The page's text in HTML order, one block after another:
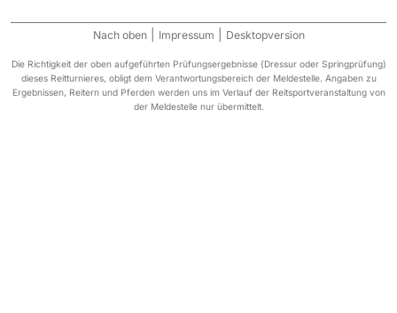
Nach oben Impressum Desktopversion
Die Richtigkeit der oben aufgeführten Prüfungsergebnisse (Dressur oder Springprüfung)
dieses Reitturnieres, obligt dem Verantwortungsbereich der Meldestelle. Angaben zu
Ergebnissen, Reitern und Pferden werden uns im Verlauf der Reitsportveranstaltung von
der Meldestelle nur übermittelt.